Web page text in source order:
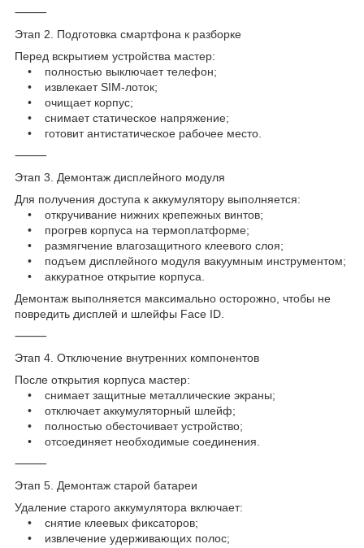
⸻
Этап 2. Подготовка смартфона к разборке
Перед вскрытием устройства мастер:
• полностью выключает телефон;
• извлекает SIM-лоток;
• очищает корпус;
• снимает статическое напряжение;
• готовит антистатическое рабочее место.
⸻
Этап 3. Демонтаж дисплейного модуля
Для получения доступа к аккумулятору выполняется:
• откручивание нижних крепежных винтов;
• прогрев корпуса на термоплатформе;
• размягчение влагозащитного клеевого слоя;
• подъем дисплейного модуля вакуумным инструментом;
• аккуратное открытие корпуса.
Демонтаж выполняется максимально осторожно, чтобы не
повредить дисплей и шлейфы Face ID.
⸻
Этап 4. Отключение внутренних компонентов
После открытия корпуса мастер:
• снимает защитные металлические экраны;
• отключает аккумуляторный шлейф;
• полностью обесточивает устройство;
• отсоединяет необходимые соединения.
⸻
Этап 5. Демонтаж старой батареи
Удаление старого аккумулятора включает:
• снятие клеевых фиксаторов;
• извлечение удерживающих полос;